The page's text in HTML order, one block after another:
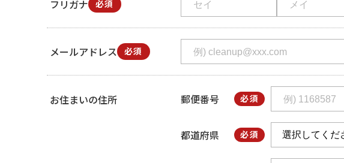
フリガナ 必須
メールアドレス 必須
お住まいの住所 郵便番号 必須
都道府県 必須